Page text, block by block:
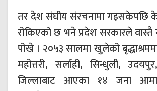
तर देश संघीय संरचनामा गइसकेपछि
रोकिएको छ भने प्रदेश सरकारले वास्तै
पोखे । २०५३ सालमा खुलेको
महोत्तरी, सर्लाही, सिन्धुली,
जिल्लाबाट आएका १४ जना